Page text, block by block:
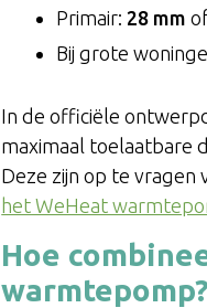
Primair: 28 mm
Bij grote
In de officiële
maximaal toelaatbare
Deze zijn op te vragen
het WeHeat
Hoe
warmtepomp?